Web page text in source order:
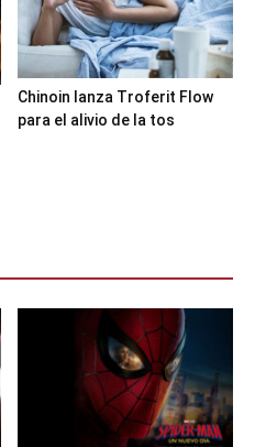
Chinoin lanza Troferit Flow
para el alivio de la tos